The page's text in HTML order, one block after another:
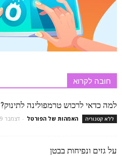
חובה לקרוא
למה כדאי לרכוש טרמפולינה לתינוק?
ללא קטגוריה האמהות של הפורטל - דצמבר 9, 2024
על גזים ונפיחות בבטן